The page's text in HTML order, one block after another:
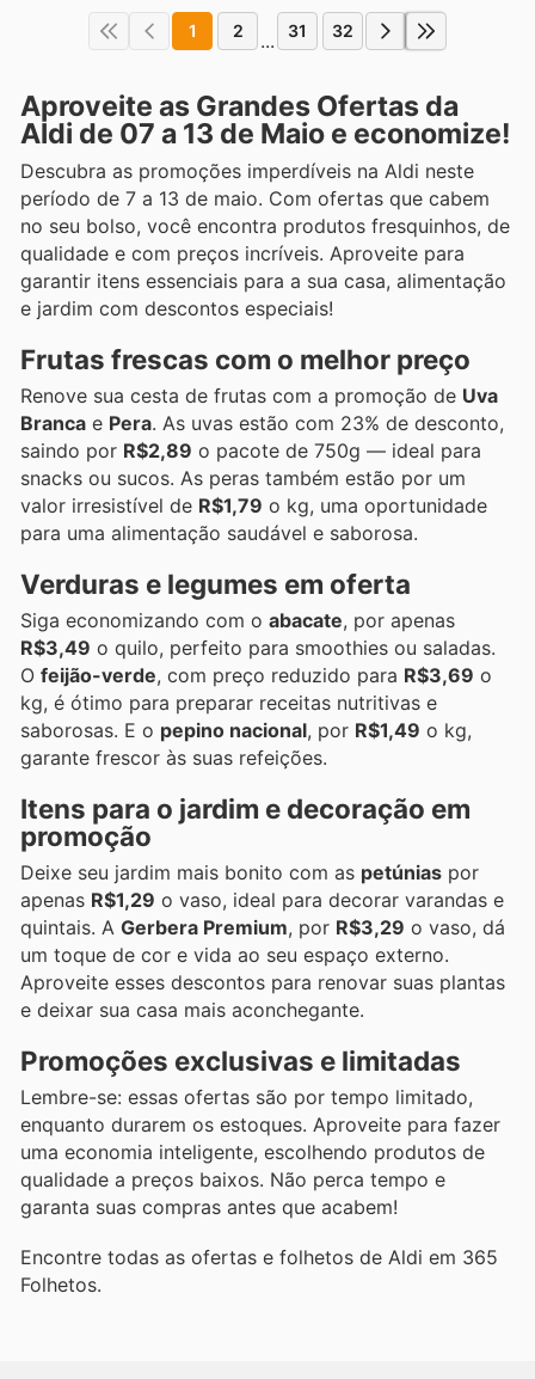
1 2 ... 31 32
Aproveite as Grandes Ofertas da
Aldi de 07 a 13 de Maio e economize!
Descubra as promoções imperdíveis na Aldi neste
período de 7 a 13 de maio. Com ofertas que cabem
no seu bolso, você encontra produtos fresquinhos, de
qualidade e com preços incríveis. Aproveite para
garantir itens essenciais para a sua casa, alimentação
e jardim com descontos especiais!
Frutas frescas com o melhor preço
Renove sua cesta de frutas com a promoção de Uva
Branca e Pera. As uvas estão com 23% de desconto,
saindo por R$2,89 o pacote de 750g — ideal para
snacks ou sucos. As peras também estão por um
valor irresistível de R$1,79 o kg, uma oportunidade
para uma alimentação saudável e saborosa.
Verduras e legumes em oferta
Siga economizando com o abacate, por apenas
R$3,49 o quilo, perfeito para smoothies ou saladas.
O feijão-verde, com preço reduzido para R$3,69 o
kg, é ótimo para preparar receitas nutritivas e
saborosas. E o pepino nacional, por R$1,49 o kg,
garante frescor às suas refeições.
Itens para o jardim e decoração em
promoção
Deixe seu jardim mais bonito com as petúnias por
apenas R$1,29 o vaso, ideal para decorar varandas e
quintais. A Gerbera Premium, por R$3,29 o vaso, dá
um toque de cor e vida ao seu espaço externo.
Aproveite esses descontos para renovar suas plantas
e deixar sua casa mais aconchegante.
Promoções exclusivas e limitadas
Lembre-se: essas ofertas são por tempo limitado,
enquanto durarem os estoques. Aproveite para fazer
uma economia inteligente, escolhendo produtos de
qualidade a preços baixos. Não perca tempo e
garanta suas compras antes que acabem!
Encontre todas as ofertas e folhetos de Aldi em 365
Folhetos.